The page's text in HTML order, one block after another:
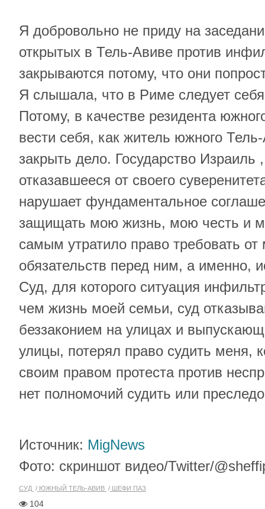
Я добровольно не приду на
открытых в Тель-Авиве против
закрываются потому, что они
Я слышала, что в Риме следует
Потому, в качестве резидента
вести себя, как житель южного
закрыть дело. Государство Израиль
отказавшееся от своего
нарушает фундаментальное
защищать мою жизнь, мою честь и
самым утратило право требовать
обязательств перед ним, а именно,
Суд, для которого ситуация
чем жизнь моей семьи, суд
беззаконием на улицах и
улицы, потерял право судить меня,
своим правом протеста против
нет полномочий судить или
Источник: MigNews
Фото: скриншот видео/Twitter/
СУД ЮЖНЫЙ ТЕЛЬ-АВИВ ШЕФИ ПАЗ
104